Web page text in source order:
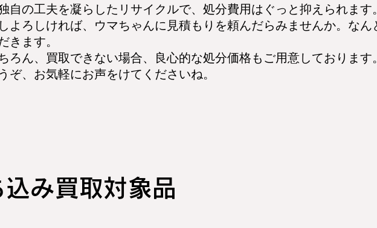
自の工夫を凝らしたリサイクルで、処分費用はぐっと抑えられます。
よろしければ、ウマちゃんに見積もりを頼んだらみませんか。なん
きます。
ろん、買取できない場合、良心的な処分価格もご用意しております。
ぞ、お気軽にお声をけてくださいね。
込み​買取対象品